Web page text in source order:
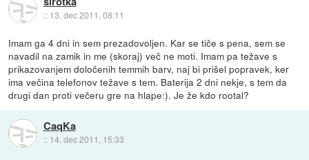
:: 13. dec 2011, 08:11
Imam ga 4 dni in sem prezadovoljen. Kar se tiče s pena, sem se
navadil na zamik in me (skoraj) več ne moti. Imam pa težave s
prikazovanjem določenih temmih barv, naj bi prišel popravek, ker
ima večina telefonov težave s tem. Baterija 2 dni nekje, s tem da
drugi dan proti večeru gre na hlape:). Je že kdo rootal?
CaqKa
:: 14. dec 2011, 15:33